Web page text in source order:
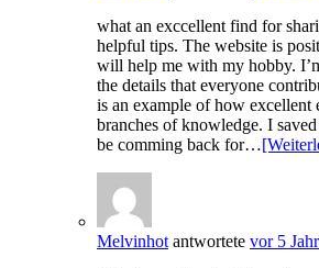
what an exccellent find for
helpful tips. The website is
will help me with my hobby.
the details that everyone
is an example of how excellent
branches of knowledge. I
be comming back for…
Melvinhotantwortete vor 5